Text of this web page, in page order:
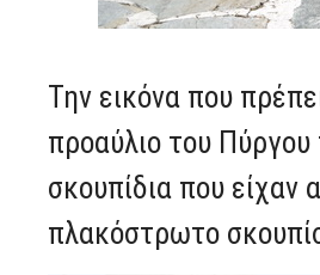
Την εικόνα που
προαύλιο του
σκουπίδια που είχαν
πλακόστρωτο